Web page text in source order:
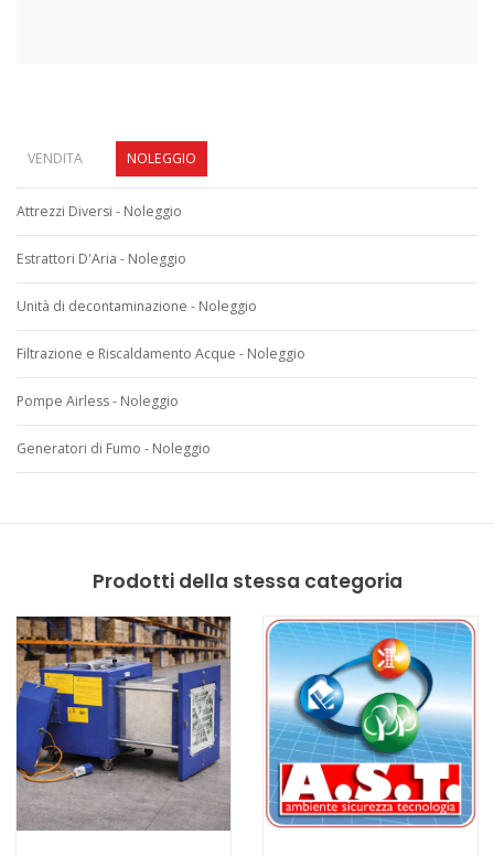
VENDITA NOLEGGIO
Attrezzi Diversi - Noleggio
Estrattori D'Aria - Noleggio
Unità di decontaminazione - Noleggio
Filtrazione e Riscaldamento Acque - Noleggio
Pompe Airless - Noleggio
Generatori di Fumo - Noleggio
Prodotti della stessa categoria